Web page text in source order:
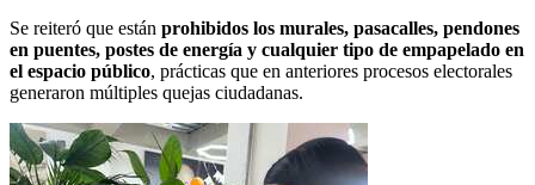
Se reiteró que están prohibidos los murales, pasacalles, pendones
en puentes, postes de energía y cualquier tipo de empapelado en
el espacio público, prácticas que en anteriores procesos electorales
generaron múltiples quejas ciudadanas.